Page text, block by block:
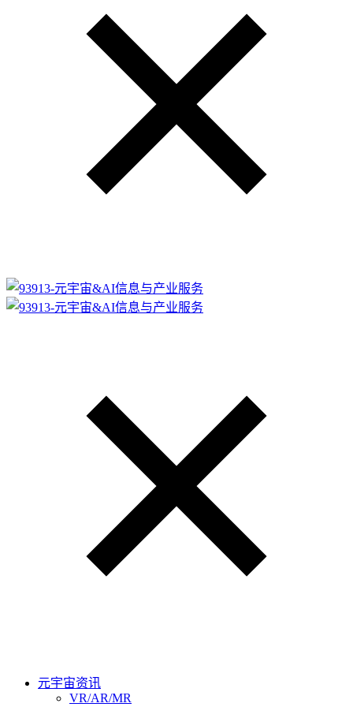
元宇宙资讯
VR/AR/MR